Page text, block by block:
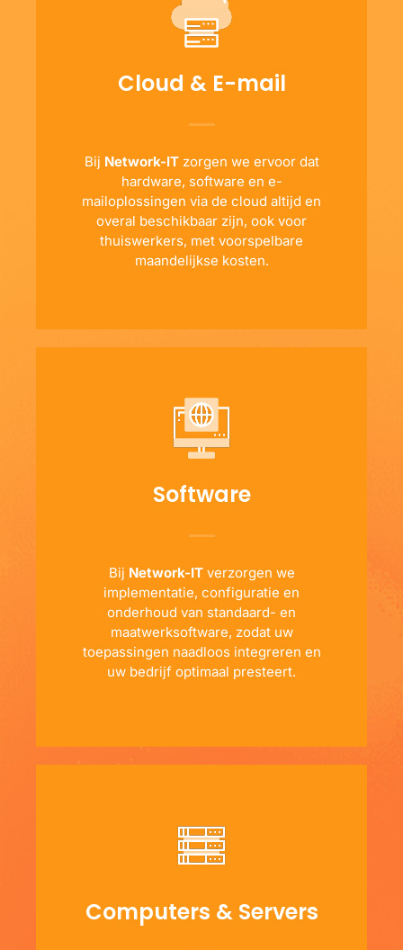
Cloud & E-mail
Bij Network-ITzorgen we ervoor dat
hardware, software en e-
mailoplossingen via de cloud altijd en
overal beschikbaar zijn, ook voor
thuiswerkers, met voorspelbare
maandelijkse kosten.
Software
Bij Network-ITverzorgen we
implementatie, configuratie en
onderhoud van standaard- en
maatwerksoftware, zodat uw
toepassingen naadloos integreren en
uw bedrijf optimaal presteert.
Computers & Servers